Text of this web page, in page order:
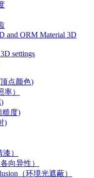
and ORM Material 3D
settings
点颜色)
率）
糙度)
)
）
向异性）
（环境光遮蔽）